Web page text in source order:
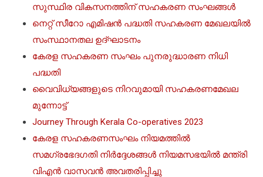
സുസ്ഥിര വികസനത്തിന് സഹകരണ സംഘങ്ങൾ
നെറ്റ് സീറോ എമിഷൻ പദ്ധതി സഹകരണ മേഖലയിൽ
സംസ്ഥാനതല ഉദ്ഘാടനം
കേരള സഹകരണ സംഘം പുനരുദ്ധാരണ നിധി
പദ്ധതി
വൈവിധ്യങ്ങളുടെ നിറവുമായി സഹകരണമേഖല
മുന്നോട്ട്
Journey Through Kerala Co-operatives 2023
കേരള സഹകരണസംഘം നിയമത്തില്‍
സമഗ്രഭേദഗതി നിര്‍ദ്ദേശങ്ങള്‍ നിയമസഭയില്‍ മന്ത്രി
വിഎൻ വാസവൻ അവതരിപ്പിച്ചു